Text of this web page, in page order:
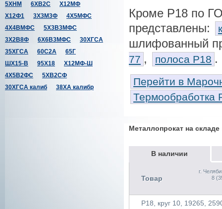
Кроме Р18 по
представлены:
шлифованный
77 , полоса Р18 .
Перейти в
Термообработка
Металлопрокат на
В наличии
г.
8
Товар
Р18, круг 10, 19265,
5ХНМ
6ХВ2С
Х12МФ
Х12Ф1
3Х3М3Ф
4Х5МФС
4Х4ВМФС
5Х3В3МФС
3Х2В8Ф
6Х6В3МФС
30ХГСА
35ХГСА
60С2А
65Г
ШХ15-В
95Х18
Х12МФ-Ш
4Х5В2ФС
5ХВ2СФ
30ХГСА калиб
38ХА калибр